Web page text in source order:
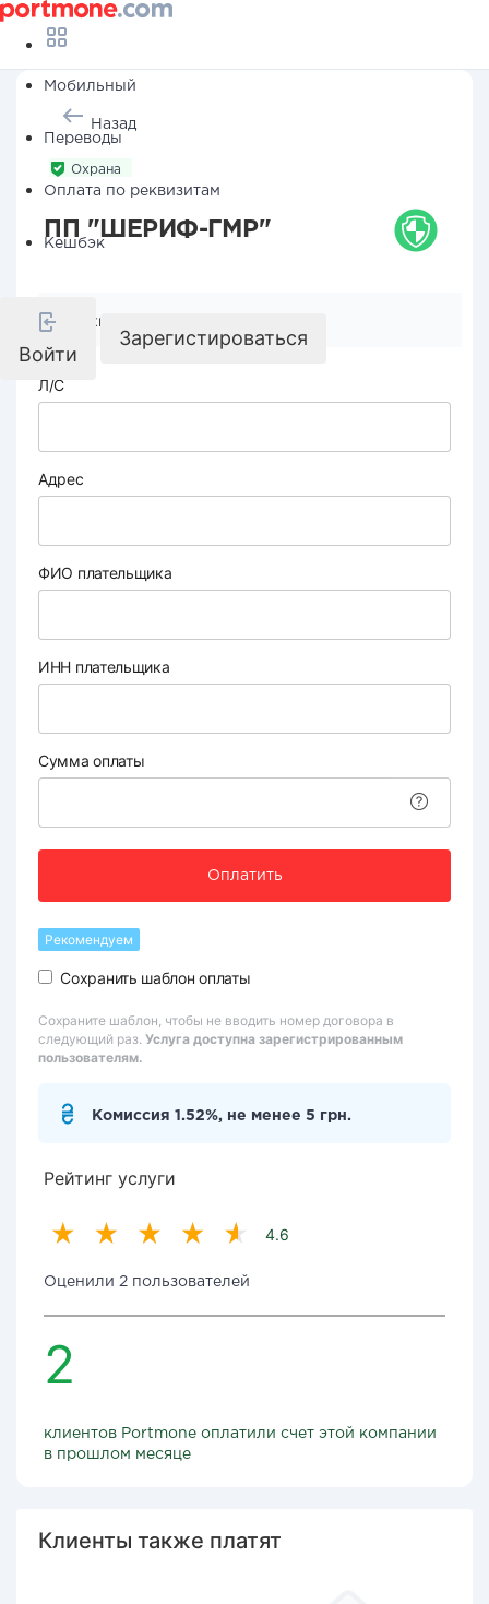
Мобильный
Переводы
Оплата по реквизитам
Кешбэк
Войти
Зарегистироваться
Назад
Охрана
ПП "ШЕРИФ-ГМР"
Реквизиты компании
Л/С
Адрес
ФИО плательщика
ИНН плательщика
Сумма оплаты
Оплатить
Рекомендуем
Сохранить шаблон оплаты
Сохраните шаблон, чтобы не вводить номер договора в
следующий раз. Услуга доступна зарегистрированным
пользователям.
Комиссия 1.52%, не менее 5 грн.
Рейтинг услуги
4.6
Оценили 2 пользователей
2
клиентов Portmone оплатили счет этой компании
в прошлом месяце
Клиенты также платят